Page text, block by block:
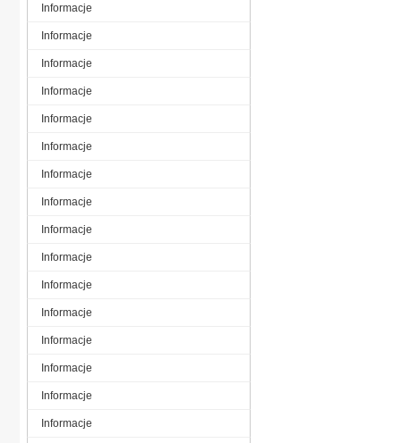
Informacje
Informacje
Informacje
Informacje
Informacje
Informacje
Informacje
Informacje
Informacje
Informacje
Informacje
Informacje
Informacje
Informacje
Informacje
Informacje